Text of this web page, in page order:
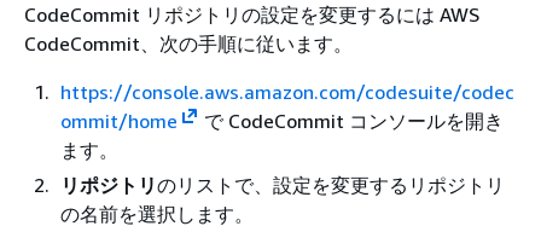
CodeCommit リポジトリの設定を変更するには AWS
CodeCommit、次の手順に従います。
https://console.aws.amazon.com/codesuite/codec
ommit/home
で CodeCommit コンソールを開き
ます。
リポジトリのリストで、設定を変更するリポジトリ
の名前を選択します。